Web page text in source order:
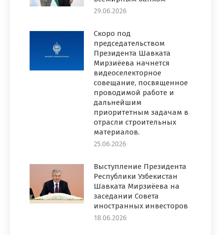
29.06.2026
Скоро под
председательством
Президента Шавката
Мирзиёева начнется
видеоселекторное
совещание, посвященное
проводимой работе и
дальнейшим
приоритетным задачам в
отрасли строительных
материалов.
25.06.2026
Выступление Президента
Республики Узбекистан
Шавката Мирзиёева на
заседании Совета
иностранных инвесторов
18.06.2026